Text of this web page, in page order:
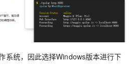
系统，因此选择Windows版本进行下